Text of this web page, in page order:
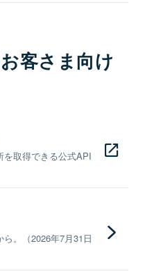
客さま向け
を取得できる公式API
。（2026年7月31日